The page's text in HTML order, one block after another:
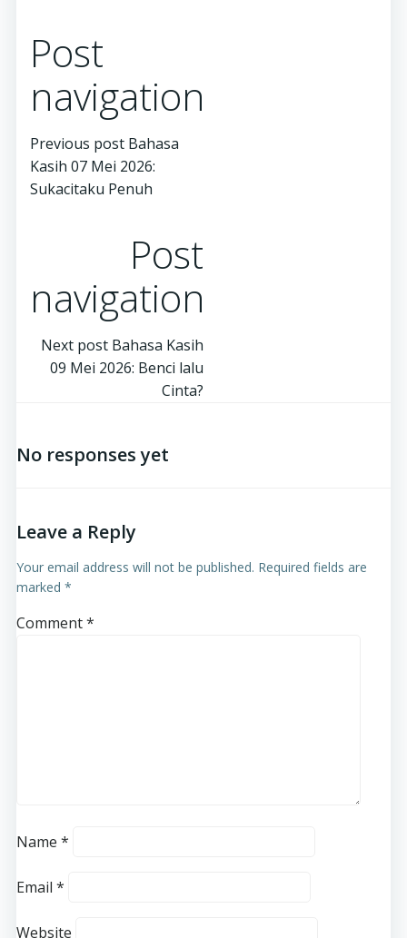
Post
navigation
Previous post Bahasa
Kasih 07 Mei 2026:
Sukacitaku Penuh
Post
navigation
Next post Bahasa Kasih
09 Mei 2026: Benci lalu
Cinta?
No responses yet
Leave a Reply
Your email address will not be published. Required fields are
marked *
Comment*
Name *
Email *
Website